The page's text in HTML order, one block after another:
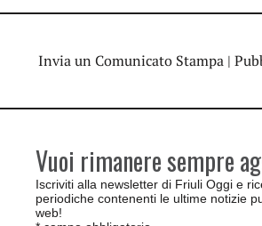
Invia un Comunicato Stampa |
Vuoi rimanere sempre
Iscriviti alla newsletter di Friuli Oggi e
periodiche contenenti le ultime notizie
web!